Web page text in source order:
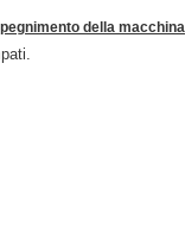
della macchina